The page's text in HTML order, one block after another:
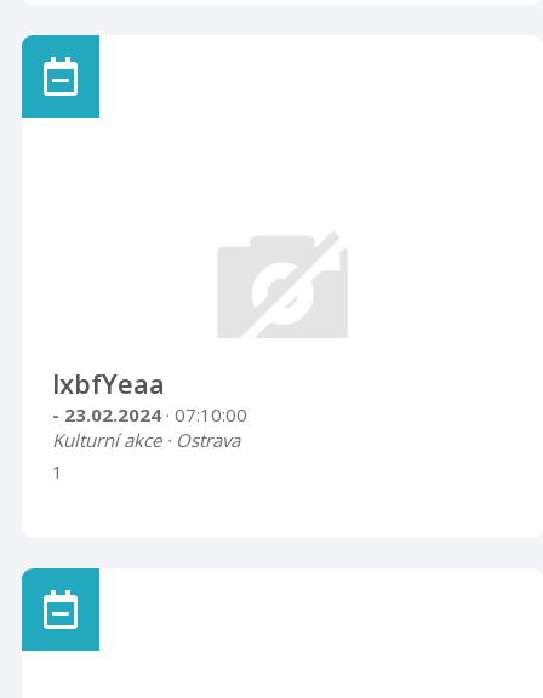
lxbfYeaa
- 23.02.2024 · 07:10:00
Kulturní akce · Ostrava
1